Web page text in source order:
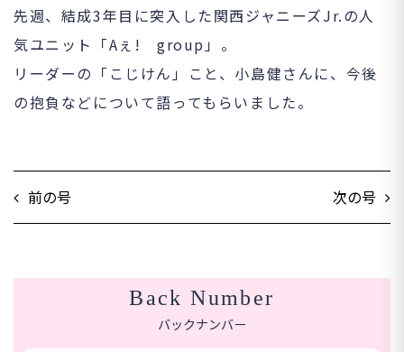
先週、結成3年目に突入した関西ジャニーズJr.の人
気ユニット「Aぇ! group」。
リーダーの「こじけん」こと、小島健さんに、今後
の抱負などについて語ってもらいました。
前の号 次の号
Back Number
バックナンバー